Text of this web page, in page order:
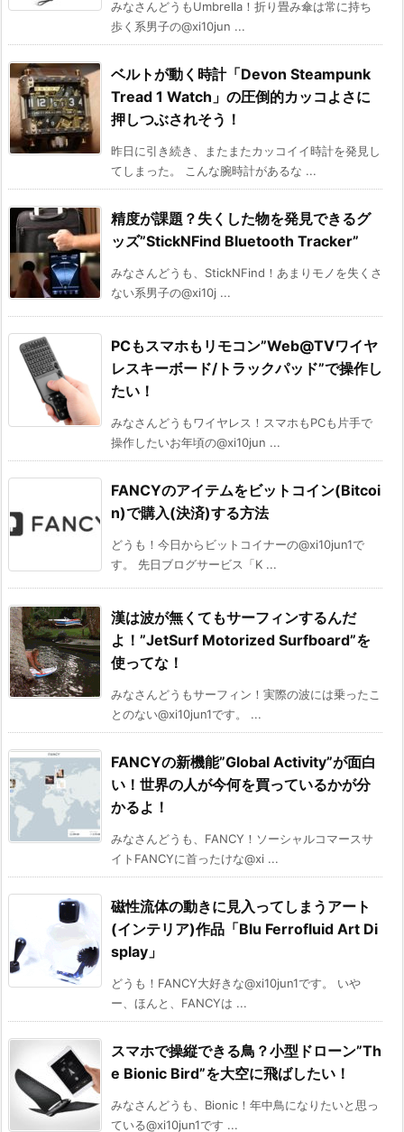
みなさんどうもUmbrella！折り畳み傘は常に持ち
歩く系男子の@xi10jun ...
ベルトが動く時計「Devon Steampunk
Tread 1 Watch」の圧倒的カッコよさに
押しつぶされそう！
昨日に引き続き、またまたカッコイイ時計を発見し
てしまった。 こんな腕時計があるな ...
精度が課題？失くした物を発見できるグ
ッズ”StickNFind Bluetooth Tracker”
みなさんどうも、StickNFind！あまりモノを失くさ
ない系男子の@xi10j ...
PCもスマホもリモコン”Web@TVワイヤ
レスキーボード/トラックパッド”で操作し
たい！
みなさんどうもワイヤレス！スマホもPCも片手で
操作したいお年頃の@xi10jun ...
FANCYのアイテムをビットコイン(Bitcoi
n)で購入(決済)する方法
どうも！今日からビットコイナーの@xi10jun1で
す。 先日ブログサービス「K ...
漢は波が無くてもサーフィンするんだ
よ！”JetSurf Motorized Surfboard”を
使ってな！
みなさんどうもサーフィン！実際の波には乗ったこ
とのない@xi10jun1です。 ...
FANCYの新機能”Global Activity”が面白
い！世界の人が今何を買っているかが分
かるよ！
みなさんどうも、FANCY！ソーシャルコマースサ
イトFANCYに首ったけな@xi ...
磁性流体の動きに見入ってしまうアート
(インテリア)作品「Blu Ferrofluid Art Di
splay」
どうも！FANCY大好きな@xi10jun1です。 いや
ー、ほんと、FANCYは ...
スマホで操縦できる鳥？小型ドローン”Th
e Bionic Bird”を大空に飛ばしたい！
みなさんどうも、Bionic！年中鳥になりたいと思っ
ている@xi10jun1です ...